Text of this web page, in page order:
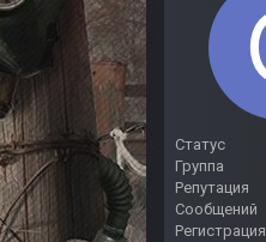
Статус
Группа
Репутация
Сообщений
Регистрация